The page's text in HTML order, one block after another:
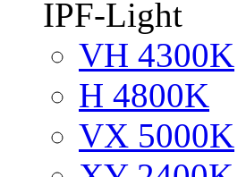
IPF-Light
VH 4300K
H 4800K
VX 5000K